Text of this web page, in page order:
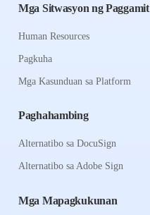
Mga Sitwasyon ng Paggamit
Human Resources
Pagkuha
Mga Kasunduan sa Platform
Paghahambing
Alternatibo sa DocuSign
Alternatibo sa Adobe Sign
Mga Mapagkukunan